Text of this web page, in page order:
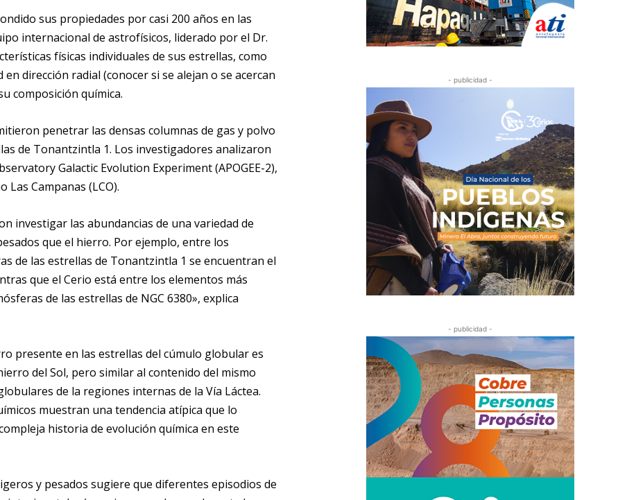
sus propiedades por casi 200 años en las
internacional de astrofísicos, liderado por el Dr.
físicas individuales de sus estrellas, como
dirección radial (conocer si se alejan o se acercan
composición química.
penetrar las densas columnas de gas y polvo
de Tonantzintla 1. Los investigadores analizaron
Galactic Evolution Experiment (APOGEE-2),
Campanas (LCO).
investigar las abundancias de una variedad de
que el hierro. Por ejemplo, entre los
de las estrellas de Tonantzintla 1 se encuentran el
que el Cerio está entre los elementos más
de las estrellas de NGC 6380», explica
presente en las estrellas del cúmulo globular es
del Sol, pero similar al contenido del mismo
de la regiones internas de la Vía Láctea.
muestran una tendencia atípica que lo
historia de evolución química en este
y pesados sugiere que diferentes episodios de
- publicidad -
- publicidad -